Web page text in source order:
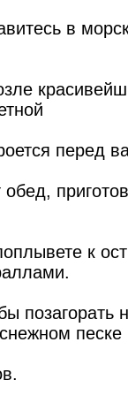
в
перед
к
позагорать
песке